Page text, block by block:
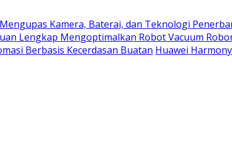
Kamera, Baterai, dan Teknologi
Lengkap Mengoptimalkan Robot Vacuum
Berbasis Kecerdasan Buatan Huawei